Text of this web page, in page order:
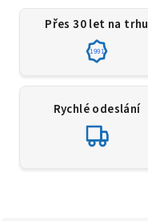
Přes 30 let na trhu
1991
Rychlé odeslání